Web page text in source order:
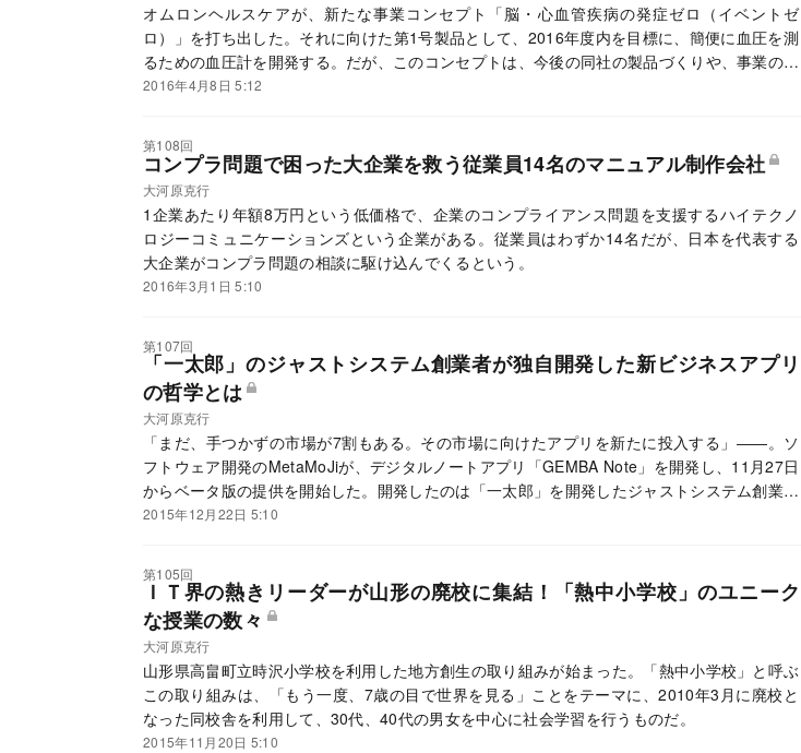
オムロンヘルスケアが、新たな事業コンセプト「脳・心血管疾病の発症ゼロ（イベントゼ
ロ）」を打ち出した。それに向けた第1号製品として、2016年度内を目標に、簡便に血圧を測
るための血圧計を開発する。だが、このコンセプトは、今後の同社の製品づくりや、事業の方
向性を明確にするための重要な指針にもなりそうだ。オムロンヘルスケアの荻野勲社長に聞い
2016年4月8日 5:12
第108回
コンプラ問題で困った大企業を救う従業員14名のマニュアル制作会社
大河原克行
1企業あたり年額8万円という低価格で、企業のコンプライアンス問題を支援するハイテクノ
ロジーコミュニケーションズという企業がある。従業員はわずか14名だが、日本を代表する
大企業がコンプラ問題の相談に駆け込んでくるという。
2016年3月1日 5:10
第107回
「一太郎」のジャストシステム創業者が独自開発した新ビジネスアプリ
の哲学とは
大河原克行
「まだ、手つかずの市場が7割もある。その市場に向けたアプリを新たに投入する」――。ソ
フトウェア開発のMetaMoJiが、デジタルノートアプリ「GEMBA Note」を開発し、11月27日
からベータ版の提供を開始した。開発したのは「一太郎」を開発したジャストシステム創業者
の浮川和宣氏だ。
2015年12月22日 5:10
第105回
ＩＴ界の熱きリーダーが山形の廃校に集結！「熱中小学校」のユニーク
な授業の数々
大河原克行
山形県高畠町立時沢小学校を利用した地方創生の取り組みが始まった。「熱中小学校」と呼ぶ
この取り組みは、「もう一度、7歳の目で世界を見る」ことをテーマに、2010年3月に廃校と
なった同校舎を利用して、30代、40代の男女を中心に社会学習を行うものだ。
2015年11月20日 5:10